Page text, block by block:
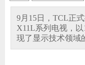
9月15日，TCL正
X11L系列电视，以
现了显示技术领域